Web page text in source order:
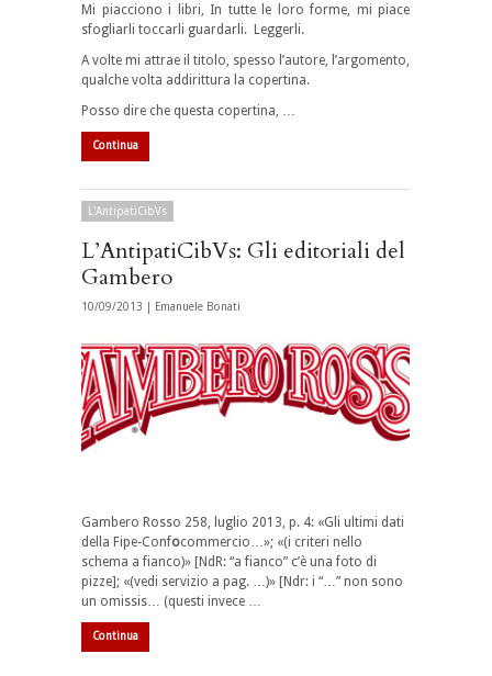
Mi piacciono i libri, In tutte le loro forme, mi piace
sfogliarli toccarli guardarli. Leggerli.
A volte mi attrae il titolo, spesso l’autore, l’argomento,
qualche volta addirittura la copertina.
Posso dire che questa copertina, …
Continua
L'AntipatiCibVs
L’AntipatiCibVs: Gli editoriali del
Gambero
10/09/2013 | Emanuele Bonati
Gambero Rosso 258, luglio 2013, p. 4: «Gli ultimi dati
della Fipe-Confocommercio…»; «(i criteri nello
schema a fianco)» [NdR: “a fianco” c’è una foto di
pizze]; «(vedi servizio a pag. …)» [Ndr: i “…” non sono
un omissis… (questi invece …
Continua